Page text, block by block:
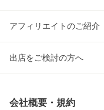
アフィリエイトのご紹介
出店をご検討の方へ
会社概要・規約